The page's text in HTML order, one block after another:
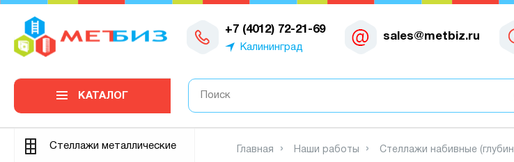
+7 (4012) 72-21-69
Калининград
sales@metbiz.ru
0
КАТАЛОГ
Стеллажи металлические Главная Наши работы Стеллажи набивные